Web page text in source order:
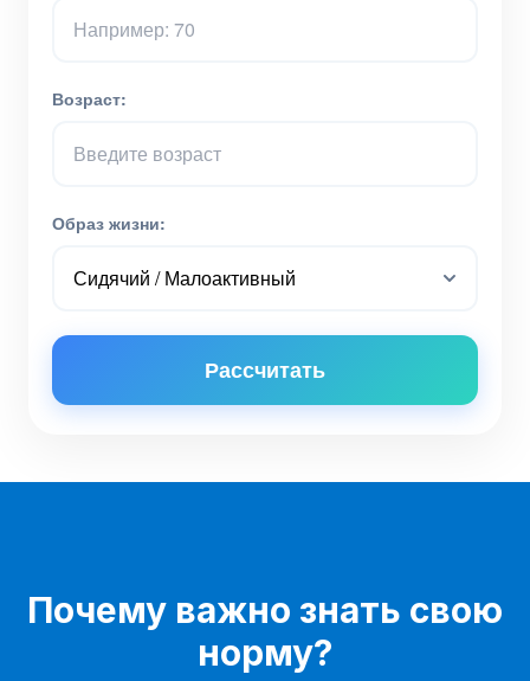
Возраст:
Образ жизни:
Рассчитать
Почему важно знать свою
норму?